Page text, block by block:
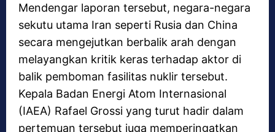
Mendengar laporan tersebut, negara-negara
sekutu utama Iran seperti Rusia dan China
secara mengejutkan berbalik arah dengan
melayangkan kritik keras terhadap aktor di
balik pemboman fasilitas nuklir tersebut.
Kepala Badan Energi Atom Internasional
(IAEA) Rafael Grossi yang turut hadir dalam
pertemuan tersebut juga memperingatkan